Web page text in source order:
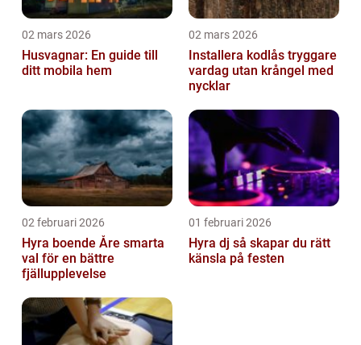
02 mars 2026
Husvagnar: En guide till
ditt mobila hem
02 mars 2026
Installera kodlås tryggare
vardag utan krångel med
nycklar
02 februari 2026
Hyra boende Åre smarta
val för en bättre
fjällupplevelse
01 februari 2026
Hyra dj så skapar du rätt
känsla på festen